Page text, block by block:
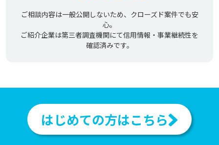
ご相談内容は一般公開しないため、クローズド案件でも安
心。
ご紹介企業は第三者調査機関にて信用情報・事業継続性を
確認済みです。
はじめての方はこちら